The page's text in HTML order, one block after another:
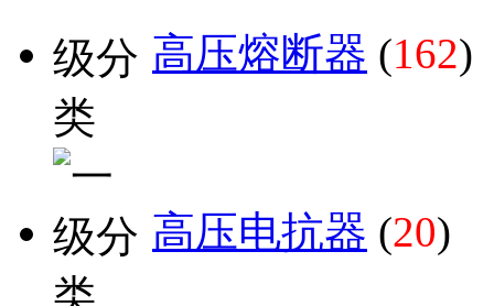
高压熔断器 (162)
高压电抗器 (20)